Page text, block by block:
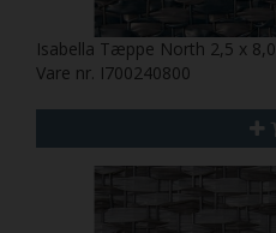
Isabella Tæppe North 2,5 x 8,0
Vare nr. I700240800